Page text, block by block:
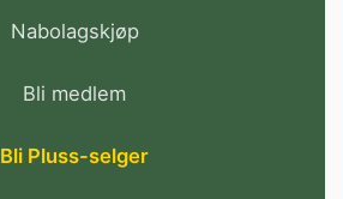
Nabolagskjøp
Bli medlem
Bli Pluss-selger